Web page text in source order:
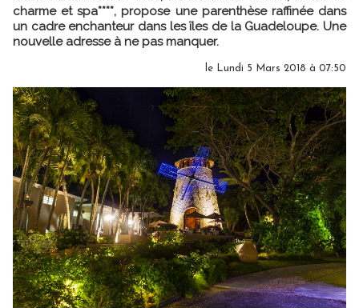
charme et spa****, propose une parenthèse raffinée dans
un cadre enchanteur dans les îles de la Guadeloupe. Une
nouvelle adresse à ne pas manquer.
le Lundi 5 Mars 2018 à 07:50